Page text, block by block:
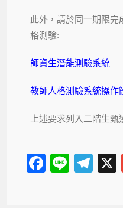
此外，請於同一期限完
格測驗:
師資生潛能測驗系統
教師人格測驗系統操作
上述要求列入二階生甄
F
Li
T